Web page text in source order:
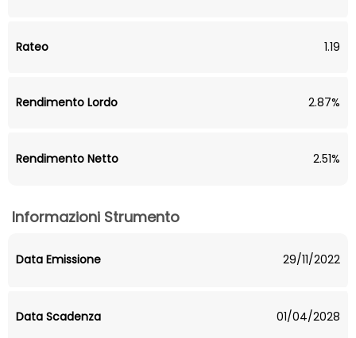
Rateo 1.19
Rendimento Lordo 2.87%
Rendimento Netto 2.51%
Informazioni Strumento
Data Emissione 29/11/2022
Data Scadenza 01/04/2028